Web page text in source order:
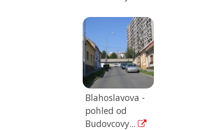
Blahoslavova -
pohled od
Budovcovy...